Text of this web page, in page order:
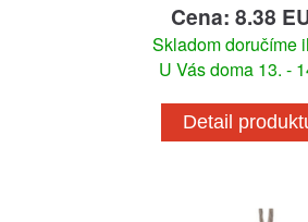
Cena: 8.38
Skladom doručíme
U Vás doma 13. -
Detail